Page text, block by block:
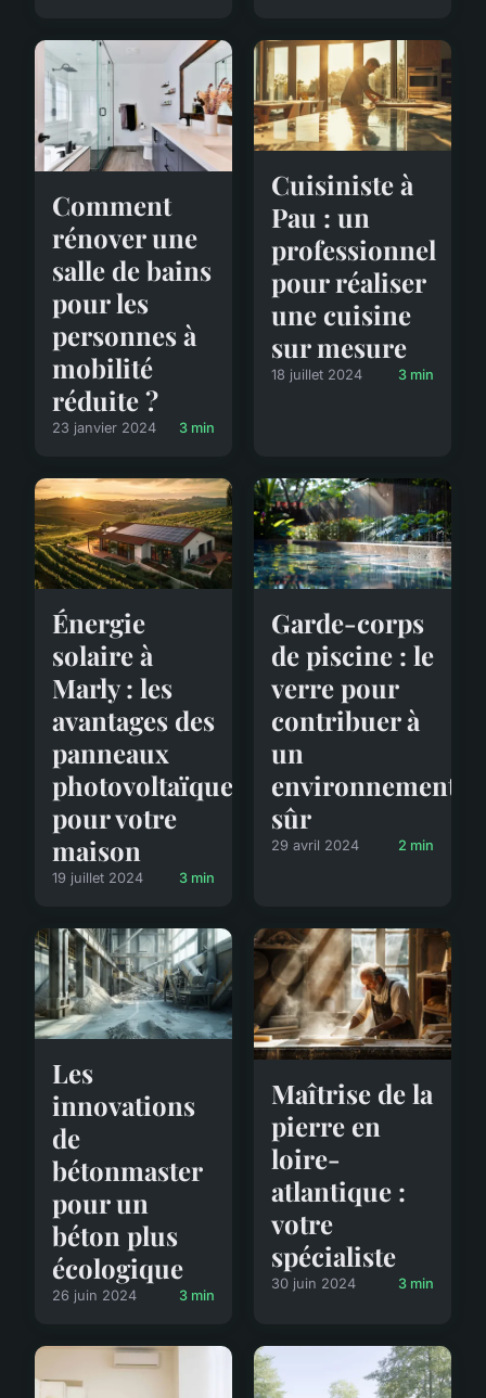
Comment
rénover une
salle de bains
pour les
personnes à
mobilité
réduite ?
23 janvier 2024 3 min
Cuisiniste à
Pau : un
professionnel
pour réaliser
une cuisine
sur mesure
18 juillet 2024 3 min
Énergie
solaire à
Marly : les
avantages des
panneaux
photovoltaïques
pour votre
maison
19 juillet 2024 3 min
Garde-corps
de piscine : le
verre pour
contribuer à
un
environnement
sûr
29 avril 2024 2 min
Les
innovations
de
bétonmaster
pour un
béton plus
écologique
26 juin 2024 3 min
Maîtrise de la
pierre en
loire-
atlantique :
votre
spécialiste
30 juin 2024 3 min